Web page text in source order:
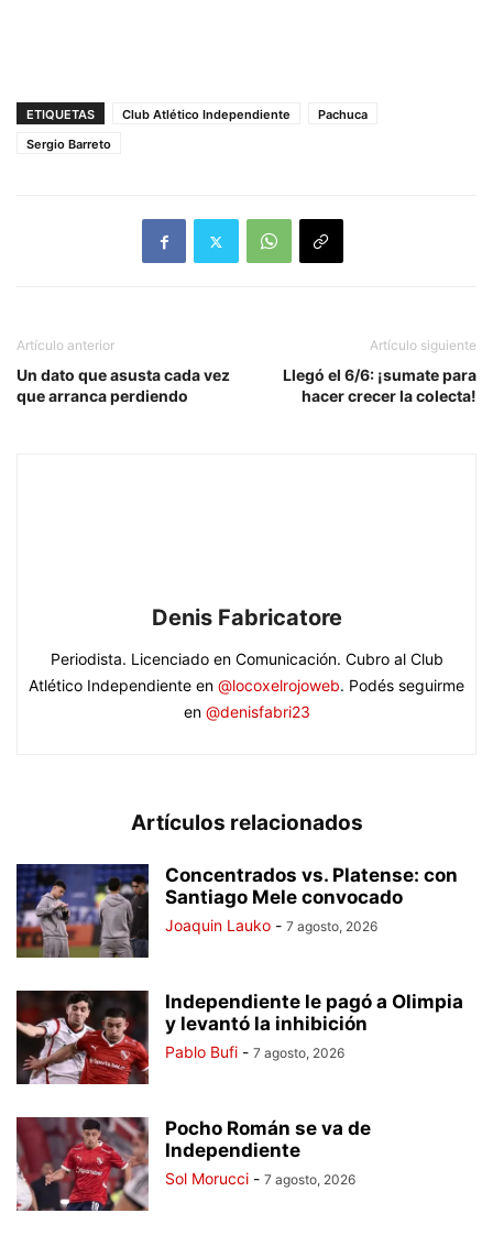
ETIQUETAS Club Atlético Independiente
Pachuca
Sergio Barreto
Artículo anterior
Un dato que asusta cada vez
que arranca perdiendo
Artículo siguiente
Llegó el 6/6: ¡sumate para
hacer crecer la colecta!
Denis Fabricatore
Periodista. Licenciado en Comunicación. Cubro al Club
Atlético Independiente en @locoxelrojoweb. Podés seguirme
en @denisfabri23
Artículos relacionados
Concentrados vs. Platense: con
Santiago Mele convocado
Joaquin Lauko - 7 agosto, 2026
Independiente le pagó a Olimpia
y levantó la inhibición
Pablo Bufi - 7 agosto, 2026
Pocho Román se va de
Independiente
Sol Morucci - 7 agosto, 2026